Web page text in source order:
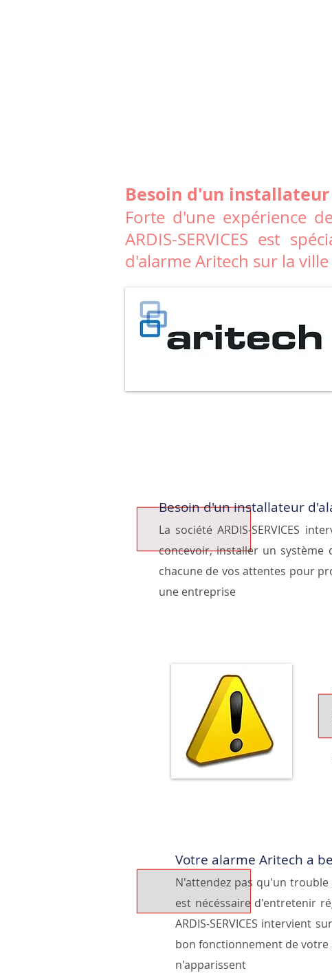
Besoin d'un
Forte d'une expérience
ARDIS-SERVICES est
d'alarme Aritech sur la
Besoin d'un installateur
La société ARDIS-SERVICES
concevoir, installer un système
chacune de vos attentes pour
une entreprise
Votre alarme Aritech a
N'attendez pas qu'un
est nécéssaire d'entretenir
ARDIS-SERVICES intervient
bon fonctionnement de votre
n'apparissent